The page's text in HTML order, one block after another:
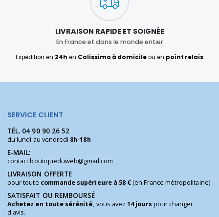
LIVRAISON RAPIDE ET SOIGNÉE
En France et dans le monde entier
Expédition en 24h en Colissimo à domicileou en point relais
SERVICE CLIENT
TÉL. 04 90 90 26 52
du lundi au vendredi 8h-18h
E-MAIL:
contact.boutiqueduweb@gmail.com
LIVRAISON OFFERTE
pour toute commande supérieure à 58 €(en France métropolitaine)
SATISFAIT OU REMBOURSÉ
Achetez en toute sérénité, vous avez14 jours pour changer
d'avis.